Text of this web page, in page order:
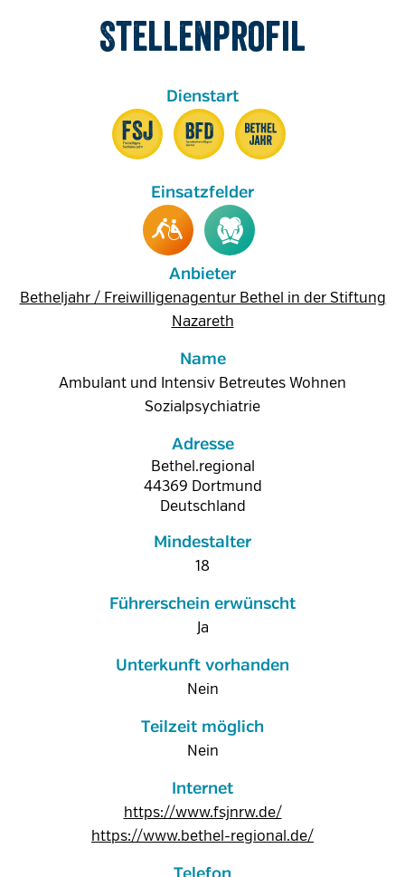
Stellenprofil
Anbieter
Betheljahr / Freiwilligenagentur Bethel in der Stiftung
Nazareth
Name
Ambulant und Intensiv Betreutes Wohnen
Sozialpsychiatrie
Adresse
Bethel.regional
44369 Dortmund
Deutschland
Mindestalter
18
Führerschein erwünscht
Ja
Unterkunft vorhanden
Nein
Teilzeit möglich
Nein
Internet
https://www.fsjnrw.de/
https://www.bethel-regional.de/